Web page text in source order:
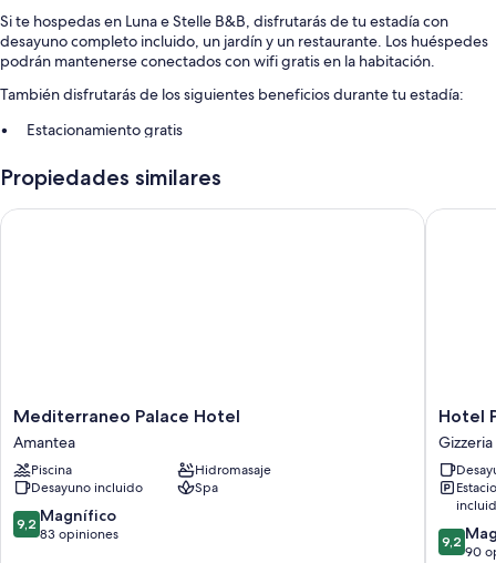
Si te hospedas en Luna e Stelle B&B, disfrutarás de tu estadía con
desayuno completo incluido, un jardín y un restaurante. Los huéspedes
podrán mantenerse conectados con wifi gratis en la habitación.
También disfrutarás de los siguientes beneficios durante tu estadía:
Estacionamiento gratis
Propiedades similares
Mediterraneo
Palace
Hotel
Amantea
Mediterraneo Palace Hotel
Amantea
Piscina
Hidromasaje
Desayuno incluido
Spa
9.2
de
9,2 Magnífico
83 opiniones
Mediterraneo Palace Hotel
Hotel
Paradiso
Gizzeria
Hotel
Gizzeria
9.2
de
9,2
90
Hotel